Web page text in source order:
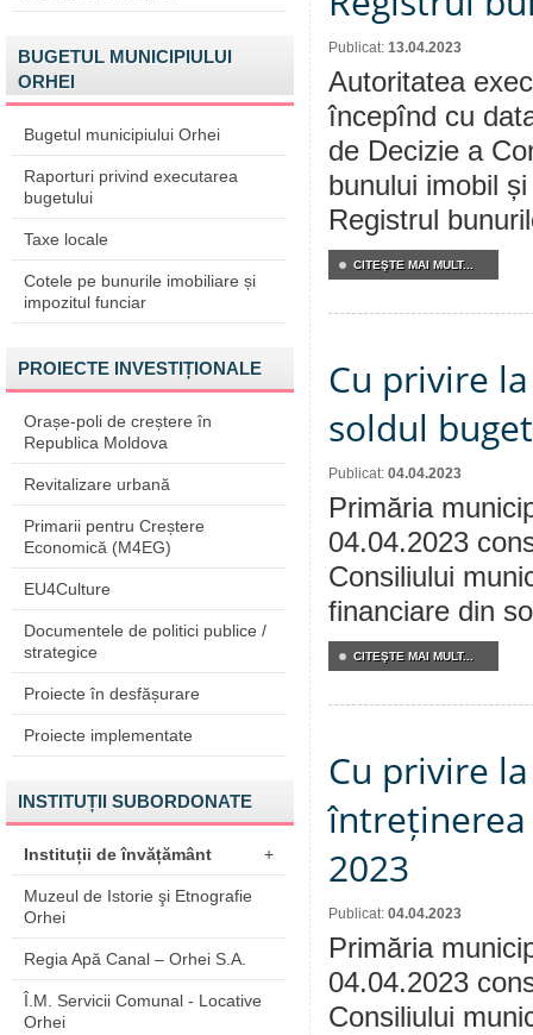
BUGETUL MUNICIPIULUI
ORHEI
Bugetul municipiului Orhei
Raporturi privind executarea
bugetului
Taxe locale
Cotele pe bunurile imobiliare și
impozitul funciar
PROIECTE INVESTIȚIONALE
Orașe-poli de creștere în
Republica Moldova
Revitalizare urbană
Primarii pentru Creștere
Economică (M4EG)
EU4Culture
Documentele de politici publice /
strategice
Proiecte în desfășurare
Proiecte implementate
INSTITUȚII SUBORDONATE
Instituții de învățământ +
Muzeul de Istorie şi Etnografie
Orhei
Regia Apă Canal – Orhei S.A.
Î.M. Servicii Comunal - Locative
Orhei
Publicat: 13.04.2023
Autoritatea
începînd cu
de Decizie a
bunului imobil
Registrul
CITEŞTE MAI MULT...
Cu privire
soldul
Publicat: 04.04.2023
Primăria
04.04.2023
Consiliului
financiare din
CITEŞTE MAI MULT...
Cu privire
2023
Publicat: 04.04.2023
Primăria
04.04.2023
Consiliului